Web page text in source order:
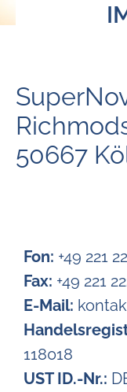
50667
Fon: +49 221
Fax: +49 221
E-Mail:
118018
UST ID.-Nr.: